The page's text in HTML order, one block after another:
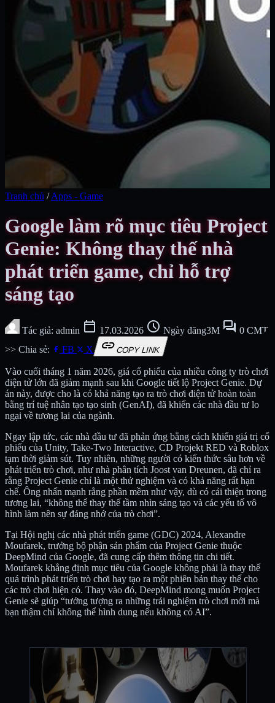
Tranh chủ / Apps - Game
Google làm rõ mục tiêu Project
Genie: Không thay thế nhà
phát triển game, chỉ hỗ trợ
sáng tạo
Tác giả: admin calendar_today 17.03.2026 schedule Ngày đăng3M forum 0 CMT
>> Chia sẻ:
FB X linkCOPY LINK
Vào cuối tháng 1 năm 2026, giá cổ phiếu của nhiều công ty trò chơi
điện tử lớn đã giảm mạnh sau khi Google tiết lộ Project Genie. Dự
án này, được cho là có khả năng tạo ra trò chơi điện tử hoàn toàn
bằng trí tuệ nhân tạo tạo sinh (GenAI), đã khiến các nhà đầu tư lo
ngại về tương lai của ngành.
Ngay lập tức, các nhà đầu tư đã phản ứng bằng cách khiến giá trị cổ
phiếu của Unity, Take-Two Interactive, CD Projekt RED và Roblox
tạm thời giảm sút. Tuy nhiên, những người có kiến thức sâu hơn về
phát triển trò chơi, như nhà phân tích Joost van Dreunen, đã chỉ ra
rằng Project Genie chỉ là một thử nghiệm và có khả năng rất hạn
chế. Ông nhấn mạnh rằng phần mềm như vậy, dù có cải thiện trong
tương lai, “không thể thay thế tầm nhìn sáng tạo và các yếu tố vô
hình làm nên sự đáng nhớ của trò chơi”.
Tại Hội nghị các nhà phát triển game (GDC) 2024, Alexandre
Moufarek, trưởng bộ phận sản phẩm của Project Genie thuộc
DeepMind của Google, đã cung cấp thêm thông tin chi tiết.
Moufarek khẳng định mục tiêu của Google không phải là thay thế
quá trình phát triển trò chơi hay tạo ra một phiên bản thay thế cho
các trò chơi hiện có. Thay vào đó, DeepMind mong muốn Project
Genie sẽ giúp “tưởng tượng ra những trải nghiệm trò chơi mới mà
bạn thậm chí không thể hình dung nếu không có AI”.